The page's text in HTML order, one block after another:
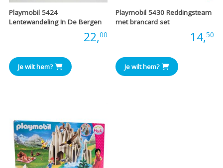
Playmobil 5424
Lentewandeling In De Bergen
22,00
Je wilt hem?
Playmobil 5430 Reddingsteam
met brancard set
14,50
Je wilt hem?